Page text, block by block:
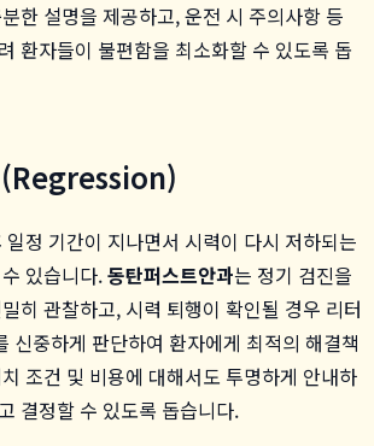
한 설명을 제공하고, 운전 시 주의사항 등
환자들이 불편함을 최소화할 수 있도록 돕
정 기간이 지나면서 시력이 다시 저하되는
있습니다.동탄퍼스트안과는 정기 검진을
히 관찰하고, 시력 퇴행이 확인될 경우 리터
신중하게 판단하여 환자에게 최적의 해결책
조건 및 비용에 대해서도 투명하게 안내하
결정할 수 있도록 돕습니다.